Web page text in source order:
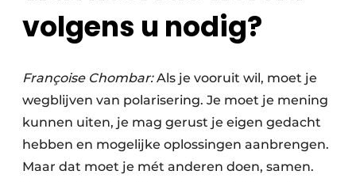
volgens u nodig?
Françoise Chombar:Als je vooruit wil, moet je
wegblijven van polarisering. Je moet je mening
kunnen uiten, je mag gerust je eigen gedacht
hebben en mogelijke oplossingen aanbrengen.
Maar dat moet je mét anderen doen, samen.